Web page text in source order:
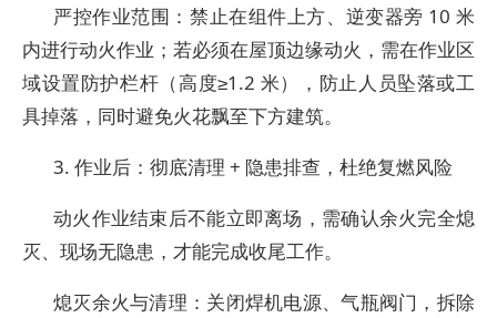
严控作业范围：禁止在组件上方、逆变器旁 10 米
内进行动火作业；若必须在屋顶边缘动火，需在作业区
域设置防护栏杆（高度≥1.2 米），防止人员坠落或工
具掉落，同时避免火花飘至下方建筑。
3. 作业后：彻底清理 + 隐患排查，杜绝复燃风险
动火作业结束后不能立即离场，需确认余火完全熄
灭、现场无隐患，才能完成收尾工作。
熄灭余火与清理：关闭焊机电源、气瓶阀门，拆除